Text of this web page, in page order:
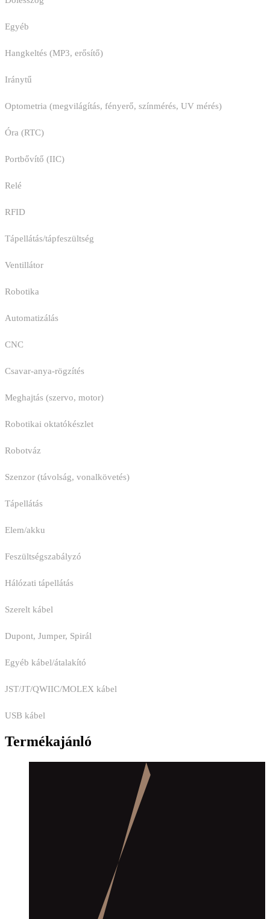
Egyéb
Hangkeltés (MP3, erősítő)
Iránytű
Optometria (megvilágítás, fényerő, színmérés, UV mérés)
Óra (RTC)
Portbővítő (IIC)
Relé
RFID
Tápellátás/tápfeszültség
Ventillátor
Robotika
Automatizálás
CNC
Csavar-anya-rögzítés
Meghajtás (szervo, motor)
Robotikai oktatókészlet
Robotváz
Szenzor (távolság, vonalkövetés)
Tápellátás
Elem/akku
Feszültségszabályzó
Hálózati tápellátás
Szerelt kábel
Dupont, Jumper, Spirál
Egyéb kábel/átalakító
JST/JT/QWIIC/MOLEX kábel
USB kábel
Termékajánló